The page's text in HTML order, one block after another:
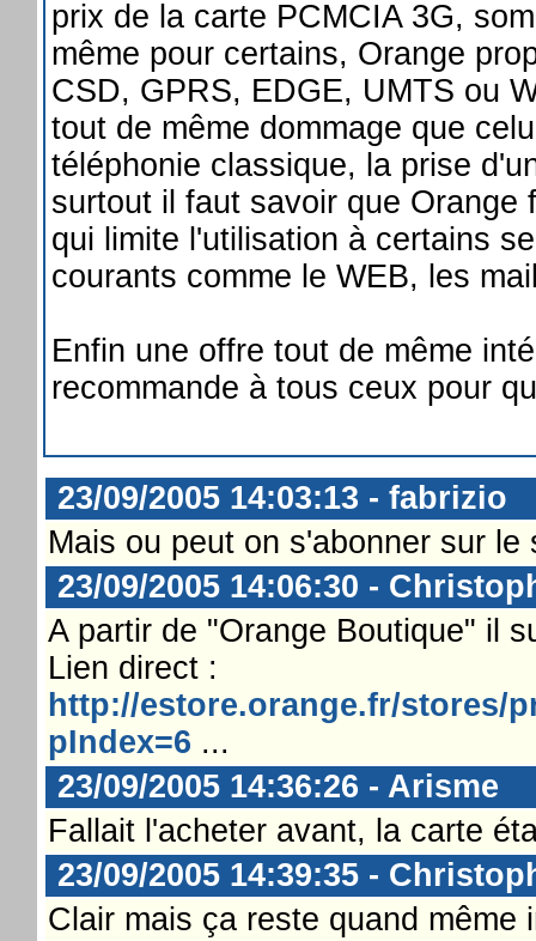
prix de la carte PCMCIA 3G,
même pour certains, Orange
CSD, GPRS, EDGE, UMTS ou
tout de même dommage que
téléphonie classique, la prise
surtout il faut savoir que
qui limite l'utilisation à certains
courants comme le WEB, les
Enfin une offre tout de même
recommande à tous ceux pour
23/09/2005 14:03:13 - fabrizio
Mais ou peut on s'abonner sur
23/09/2005 14:06:30 -
A partir de "Orange Boutique" il
Lien direct :
http://estore.orange.fr/stores/
pIndex=6 ...
23/09/2005 14:36:26 - Arisme
Fallait l'acheter avant, la carte
23/09/2005 14:39:35 -
Clair mais ça reste quand même